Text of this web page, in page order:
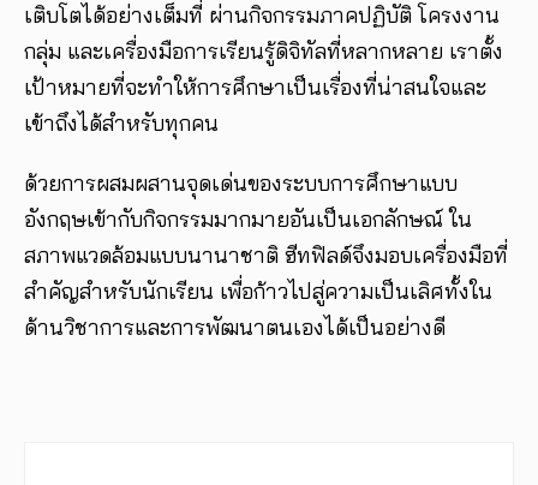
เติบโตได้อย่างเต็มที่ ผ่านกิจกรรมภาคปฏิบัติ โครงงาน
กลุ่ม และเครื่องมือการเรียนรู้ดิจิทัลที่หลากหลาย เราตั้ง
เป้าหมายที่จะทำให้การศึกษาเป็นเรื่องที่น่าสนใจและ
เข้าถึงได้สำหรับทุกคน
ด้วยการผสมผสานจุดเด่นของระบบการศึกษาแบบ
อังกฤษเข้ากับกิจกรรมมากมายอันเป็นเอกลักษณ์ ใน
สภาพแวดล้อมแบบนานาชาติ ฮีทฟิลด์จึงมอบเครื่องมือที่
สำคัญสำหรับนักเรียน เพื่อก้าวไปสู่ความเป็นเลิศทั้งใน
ด้านวิชาการและการพัฒนาตนเองได้เป็นอย่างดี